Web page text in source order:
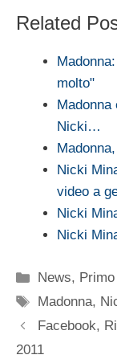
Related
molto"
Nicki…
Nicki
video a
Nicki
Nicki
Categorie
News,
Tag
Madonna,
Facebook,
2011